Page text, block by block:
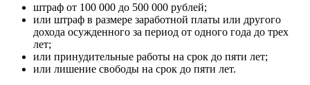
штраф от 100 000 до 500 000 рублей;
или штраф в размере заработной платы или другого
дохода осужденного за период от одного года до трех
лет;
или принудительные работы на срок до пяти лет;
или лишение свободы на срок до пяти лет.